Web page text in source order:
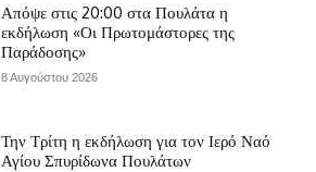
Απόψε στις 20:00 στα Πουλάτα η
εκδήλωση «Οι Πρωτομάστορες της
Παράδοσης»
8 Αυγούστου 2026
Την Τρίτη η εκδήλωση για τον Ιερό Ναό
Αγίου Σπυρίδωνα Πουλάτων